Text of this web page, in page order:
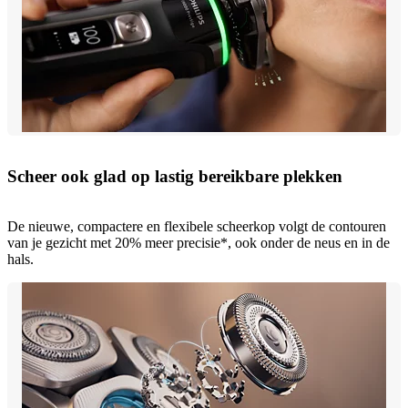
Scheer ook glad op lastig bereikbare plekken
De nieuwe, compactere en flexibele scheerkop volgt de contouren
van je gezicht met 20% meer precisie*, ook onder de neus en in de
hals.